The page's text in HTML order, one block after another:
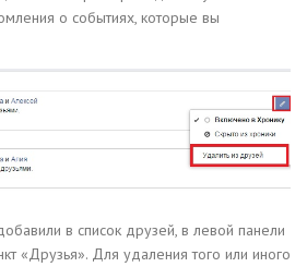
о событиях, которые вы
в список друзей, в левой панели
«Друзья». Для удаления того или иного